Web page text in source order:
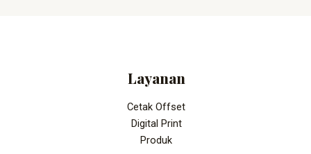
Layanan
Cetak Offset
Digital Print
Produk